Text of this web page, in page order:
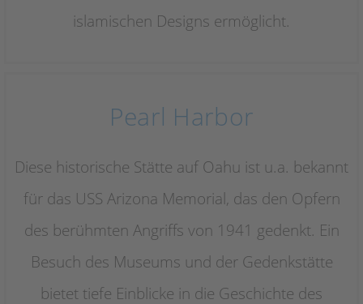
islamischen Designs ermöglicht.
Pearl Harbor
Diese historische Stätte auf Oahu ist u.a. bekannt
für das USS Arizona Memorial, das den Opfern
des berühmten Angriffs von 1941 gedenkt. Ein
Besuch des Museums und der Gedenkstätte
bietet tiefe Einblicke in die Geschichte des